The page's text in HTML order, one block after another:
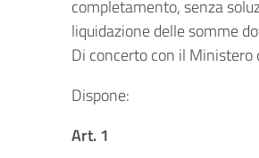
completamento, senza
liquidazione delle somme
Di concerto con il
Dispone:
Art. 1